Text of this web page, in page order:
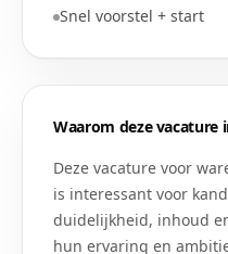
Snel voorstel + start
Waarom deze vacature
Deze vacature voor
is interessant voor
duidelijkheid, inhoud
hun ervaring en